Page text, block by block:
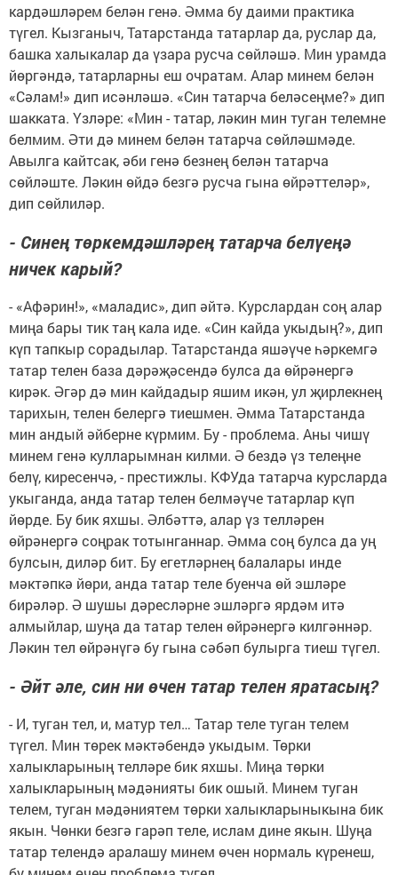
кардәшләрем белән генә. Әмма бу даими практика
түгел. Кызганыч, Татарстанда татарлар да, руслар да,
башка халыкалар да үзара русча сөйләшә. Мин урамда
йөргәндә, татарларны еш очратам. Алар минем белән
«Сәлам!» дип исәнләшә. «Син татарча беләсеңме?» дип
шакката. Үзләре: «Мин - татар, ләкин мин туган телемне
белмим. Әти дә минем белән татарча сөйләшмәде.
Авылга кайтсак, әби генә безнең белән татарча
сөйләште. Ләкин өйдә безгә русча гына өйрәттеләр»,
дип сөйлиләр.
- Синең төркемдәшләрең татарча белүеңә
ничек карый?
- «Афәрин!», «маладис», дип әйтә. Курслардан соң алар
миңа бары тик таң кала иде. «Син кайда укыдың?», дип
күп тапкыр сорадылар. Татарстанда яшәүче һәркемгә
татар телен база дәрәҗәсендә булса да өйрәнергә
кирәк. Әгәр дә мин кайдадыр яшим икән, ул җирлекнең
тарихын, телен белергә тиешмен. Әмма Татарстанда
мин андый әйберне күрмим. Бу - проблема. Аны чишү
минем генә кулларымнан килми. Ә бездә үз телеңне
белү, киресенчә, - престижлы. КФУда татарча курсларда
укыганда, анда татар телен белмәүче татарлар күп
йөрде. Бу бик яхшы. Әлбәттә, алар үз телләрен
өйрәнергә соңрак тотынганнар. Әмма соң булса да уң
булсын, диләр бит. Бу егетләрнең балалары инде
мәктәпкә йөри, анда татар теле буенча өй эшләре
бирәләр. Ә шушы дәресләрне эшләргә ярдәм итә
алмыйлар, шуңа да татар телен өйрәнергә килгәннәр.
Ләкин тел өйрәнүгә бу гына сәбәп булырга тиеш түгел.
- Әйт әле, син ни өчен татар телен яратасың?
- И, туган тел, и, матур тел… Татар теле туган телем
түгел. Мин төрек мәктәбендә укыдым. Төрки
халыкларының телләре бик яхшы. Миңа төрки
халыкларының мәдәнияты бик ошый. Минем туган
телем, туган мәдәниятем төрки халыкларыныкына бик
якын. Чөнки безгә гарәп теле, ислам дине якын. Шуңа
татар телендә аралашу минем өчен нормаль күренеш,